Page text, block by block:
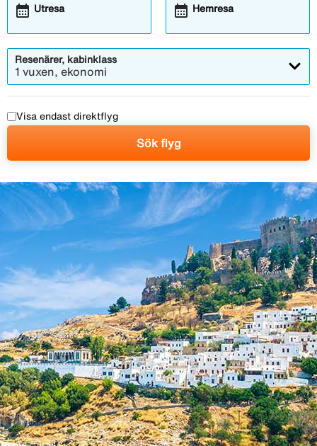
Utresa
calendar_month Hemresa
calendar_month
Resenärer, kabinklass
1 vuxen, ekonomi
Visa endast direktflyg
Sök flyg